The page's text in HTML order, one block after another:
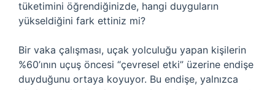
tüketimini öğrendiğinizde, hangi duyguların
yükseldiğini fark ettiniz mi?
Bir vaka çalışması, uçak yolculuğu yapan kişilerin
%60’ının uçuş öncesi “çevresel etki” üzerine endişe
duyduğunu ortaya koyuyor. Bu endişe, yalnızca